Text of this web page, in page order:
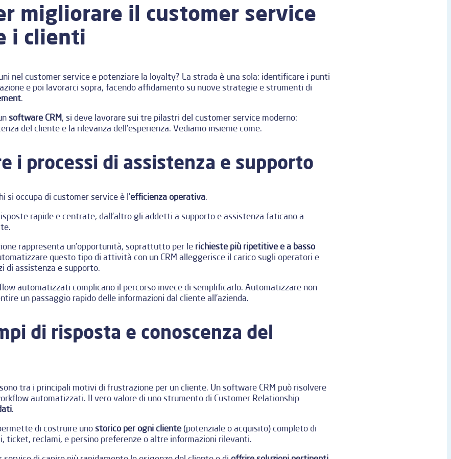
migliorare il customer service
i clienti
nel customer service e potenziare la loyalty? La strada è una sola: identificare i punti
e poi lavorarci sopra, facendo affidamento su nuove strategie e strumenti di
.
software CRM, si deve lavorare sui tre pilastri del customer service moderno:
del cliente e la rilevanza dell’esperienza. Vediamo insieme come.
i processi di assistenza e supporto
si occupa di customer service è l’efficienza operativa.
rapide e centrate, dall’altro gli addetti a supporto e assistenza faticano a
rappresenta un’opportunità, soprattutto per le richieste più ripetitive e a basso
questo tipo di attività con un CRM alleggerisce il carico sugli operatori e
di assistenza e supporto.
automatizzati complicano il percorso invece di semplificarlo. Automatizzare non
un passaggio rapido delle informazioni dal cliente all’azienda.
di risposta e conoscenza del
tra i principali motivi di frustrazione per un cliente. Un software CRM può risolvere
automatizzati. Il vero valore di uno strumento di Customer Relationship
.
di costruire unostorico per ogni cliente(potenziale o acquisito) completo di
ticket, reclami, e persino preferenze o altre informazioni rilevanti.